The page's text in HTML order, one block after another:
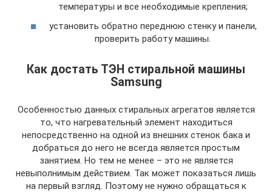
температуры и все необходимые крепления;
установить обратно переднюю стенку и панели,
проверить работу машины.
Как достать ТЭН стиральной машины
Samsung
Особенностью данных стиральных агрегатов является
то, что нагревательный элемент находиться
непосредственно на одной из внешних стенок бака и
добраться до него не всегда является простым
занятием. Но тем не менее – это не является
невыполнимым действием. Так может показаться лишь
на первый взгляд. Поэтому не нужно обращаться к